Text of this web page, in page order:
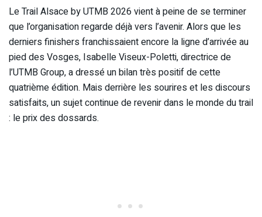
Le Trail Alsace by UTMB 2026 vient à peine de se terminer
que l’organisation regarde déjà vers l’avenir. Alors que les
derniers finishers franchissaient encore la ligne d’arrivée au
pied des Vosges, Isabelle Viseux-Poletti, directrice de
l’UTMB Group, a dressé un bilan très positif de cette
quatrième édition. Mais derrière les sourires et les discours
satisfaits, un sujet continue de revenir dans le monde du trail
: le prix des dossards.